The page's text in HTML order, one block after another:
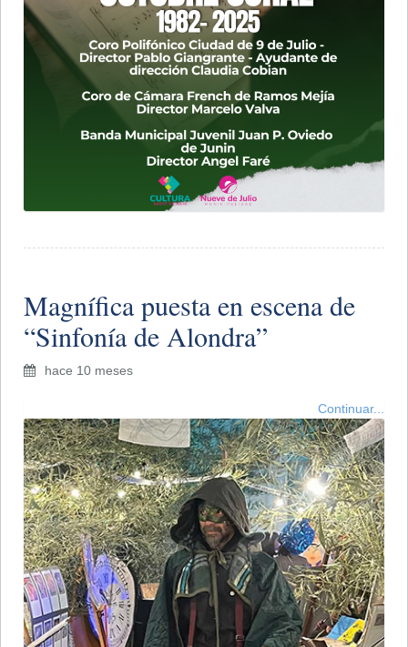
​Magnífica puesta en escena de
“Sinfonía de Alondra”
hace 10 meses
Continuar...